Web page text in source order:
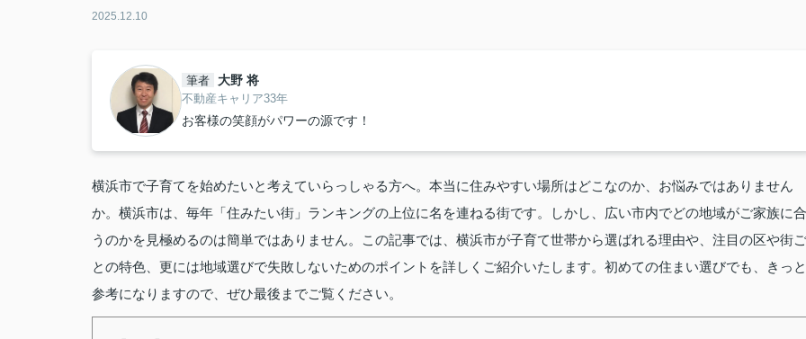
2025.12.10
筆者 大野 将
不動産キャリア33年
お客様の笑顔がパワーの源です！
横浜市で子育てを始めたいと考えていらっしゃる方へ。本当に住みやすい場所はどこなのか、お悩みではありません
か。横浜市は、毎年「住みたい街」ランキングの上位に名を連ねる街です。しかし、広い市内でどの地域がご家族に合
うのかを見極めるのは簡単ではありません。この記事では、横浜市が子育て世帯から選ばれる理由や、注目の区や街ご
との特色、更には地域選びで失敗しないためのポイントを詳しくご紹介いたします。初めての住まい選びでも、きっと
参考になりますので、ぜひ最後までご覧ください。